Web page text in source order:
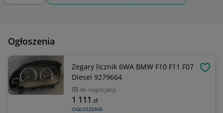
Ogłoszenia
Zegary licznik 6WA BMW F10 F11 F07
Diesel 9279664
do negocjacji
OGŁOSZENIE
1 111 zł